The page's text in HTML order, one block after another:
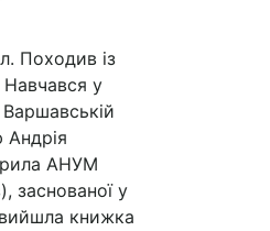
Походив із
у
Варшавській
Андрія
АНУМ
заснованої у
книжка